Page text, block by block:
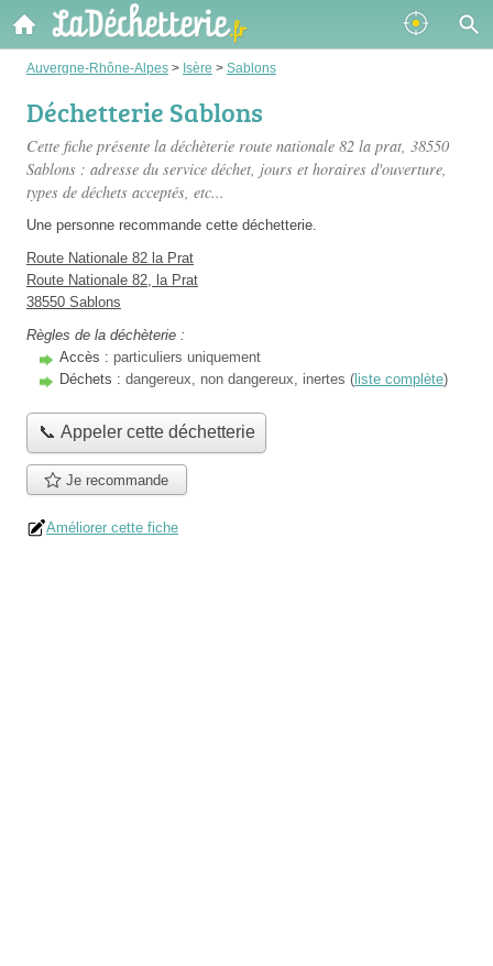
Auvergne-Rhône-Alpes > Isère > Sablons
Déchetterie Sablons
Cette fiche présente la déchèterie route nationale 82 la prat, 38550
Sablons : adresse du service déchet, jours et horaires d'ouverture,
types de déchets acceptés, etc...
Une personne recommande cette déchetterie.
Route Nationale 82 la Prat
Route Nationale 82, la Prat
38550 Sablons
Règles de la déchèterie :
Accès : particuliers uniquement
Déchets : dangereux, non dangereux, inertes ( liste complète)
📞 Appeler cette déchetterie
Je recommande
Améliorer cette fiche